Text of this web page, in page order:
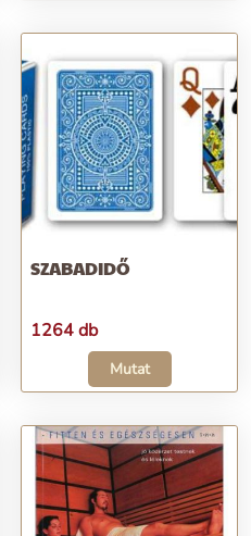
SZABADIDŐ
1264 db
Mutat